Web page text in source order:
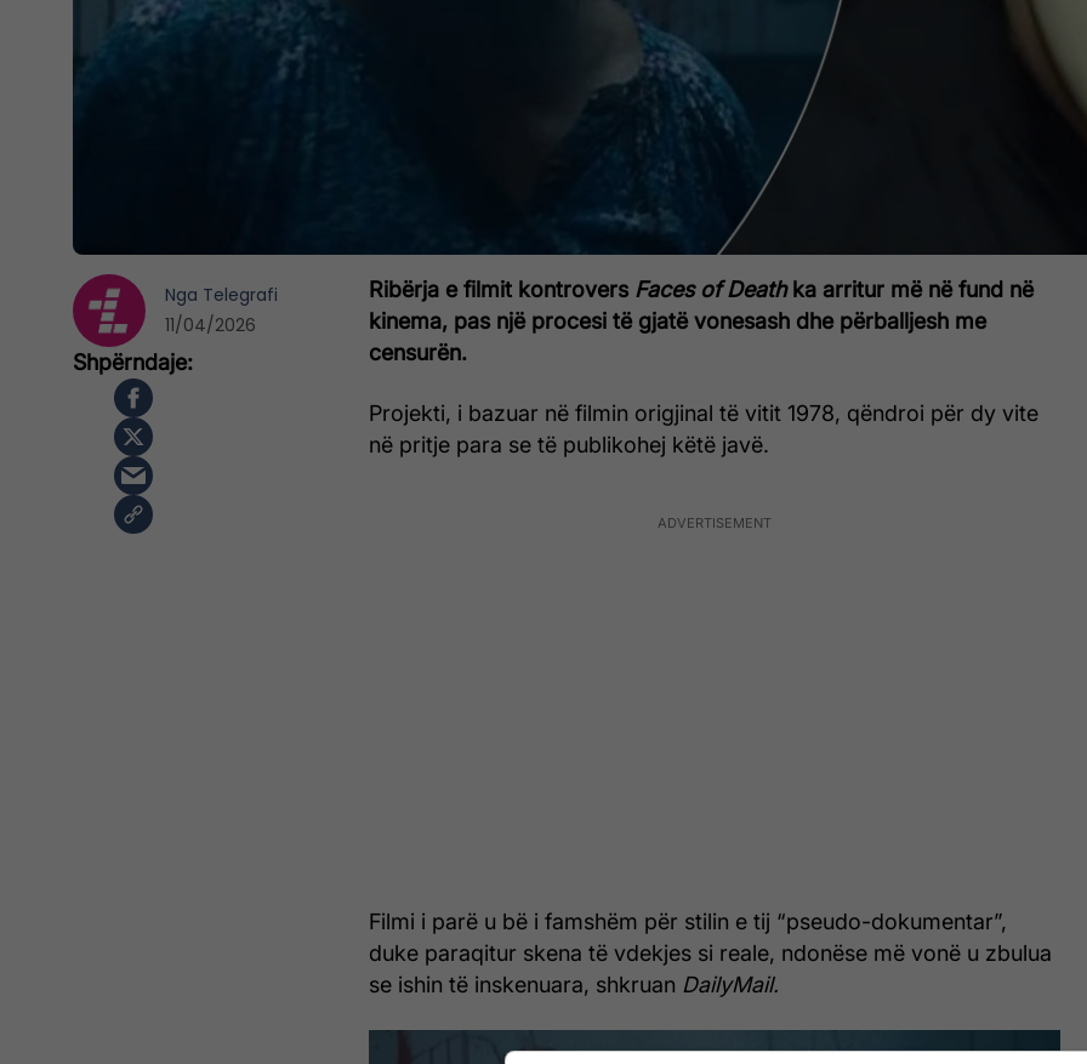
Ribërja e filmit kontrovers Faces of Death ka arritur më në fund në
kinema, pas një procesi të gjatë vonesash dhe përballjesh me
censurën.
Projekti, i bazuar në filmin origjinal të vitit 1978, qëndroi për dy vite
në pritje para se të publikohej këtë javë.
Filmi i parë u bë i famshëm për stilin e tij “pseudo-dokumentar”,
duke paraqitur skena të vdekjes si reale, ndonëse më vonë u zbulua
se ishin të inskenuara, shkruan DailyMail.
Nga Telegrafi
11/04/2026